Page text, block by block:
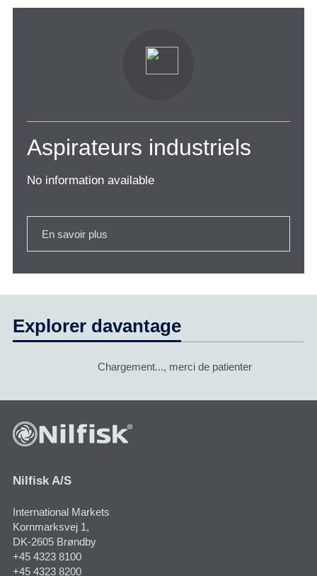
Aspirateurs industriels
No information available
En savoir plus
Explorer davantage
Chargement..., merci de patienter
Nilfisk A/S
International Markets
Kornmarksvej 1​,
DK-2605 Brøndby
+45 4323 8100
+45 4323 8200